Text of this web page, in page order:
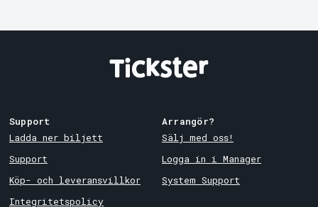
Support
Ladda ner biljett
Support
Köp- och leveransvillkor
Integritetspolicy
Arrangör?
Sälj med oss!
Logga in i Manager
System Support